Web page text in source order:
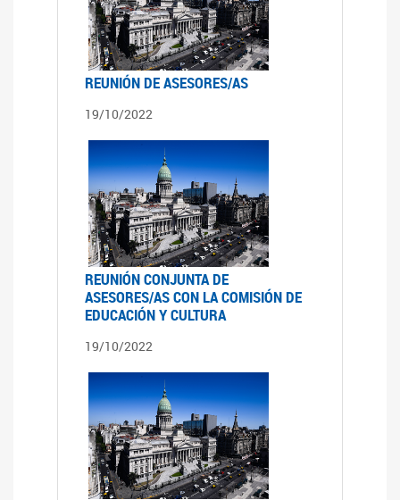
REUNIÓN DE ASESORES/AS
19/10/2022
REUNIÓN CONJUNTA DE
ASESORES/AS CON LA COMISIÓN DE
EDUCACIÓN Y CULTURA
19/10/2022